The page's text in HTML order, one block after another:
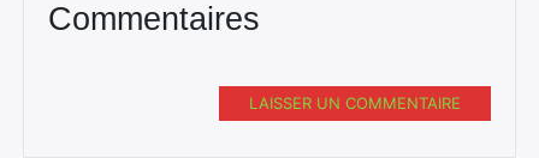
Commentaires
LAISSER UN COMMENTAIRE